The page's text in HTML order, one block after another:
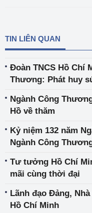
TIN LIÊN QUAN
Đoàn TNCS Hồ Chí
Thương: Phát huy
Ngành Công
Hồ về thăm
Kỷ niệm 132 năm
Ngành Công
Tư tưởng Hồ Chí
mãi cùng thời đại
Lãnh đạo Đảng,
Hồ Chí Minh